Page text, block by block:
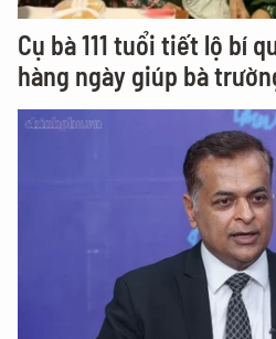
Cụ bà 111 tuổi tiết lộ bí
hàng ngày giúp bà